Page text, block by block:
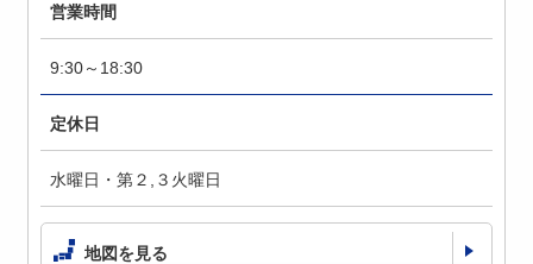
営業時間
9:30～18:30
定休日
水曜日・第２,３火曜日
地図を見る